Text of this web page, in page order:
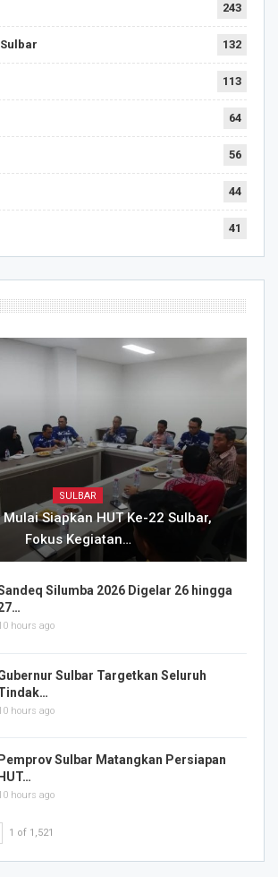
243
132
113
64
56
44
41
SULBAR
Mulai Siapkan HUT Ke-22 Sulbar,
Fokus Kegiatan…
Silumba 2026 Digelar 26 hingga
hours ago
Sulbar Targetkan Seluruh
hours ago
Pemprov Sulbar Matangkan Persiapan
HUT…
hours ago
1 of 1,521